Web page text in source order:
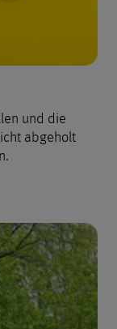
und die
abgeholt
zu